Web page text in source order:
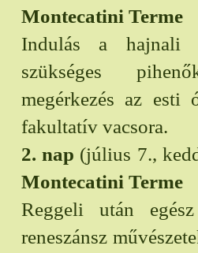
Montecatini Terme
Indulás a hajnali
szükséges
megérkezés az esti
fakultatív vacsora.
2. nap (július 7.,
Montecatini Terme
Reggeli után
reneszánsz